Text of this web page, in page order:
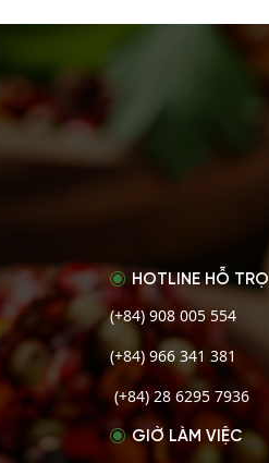
HOTLINE HỖ TRỌ
(+84) 908 005 554
(+84) 966 341 381
(+84) 28 6295 7936
GIỜ LÀM VIỆC